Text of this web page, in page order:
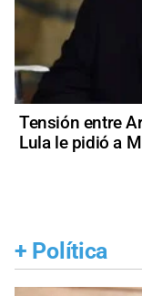
Tensión entre
Lula le pidió a
+ Política